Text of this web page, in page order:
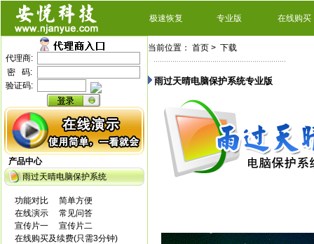
极速恢复 专业版 在线购买
代理商:
密 码:
验证码:
产品中心
雨过天晴电脑保护系统
功能对比
简单方便
在线演示
常见问答
宣传片一
宣传片二
在线购买及续费(只需3分钟)
当前位置： 首页 > 下载
雨过天晴电脑保护系统专业版